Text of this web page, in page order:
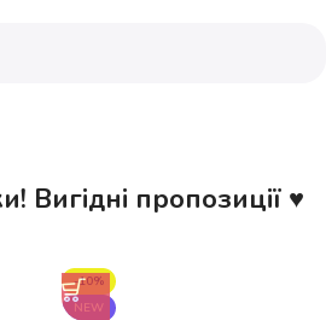
Вигідні пропозиції ♥
-10%
NEW